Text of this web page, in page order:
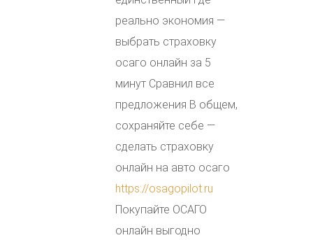
реально экономия —
выбрать страховку
осаго онлайн за 5
минут Сравнил все
предложения В общем,
сохраняйте себе —
сделать страховку
онлайн на авто осаго
https://osagopilot.ru
Покупайте ОСАГО
онлайн выгодно